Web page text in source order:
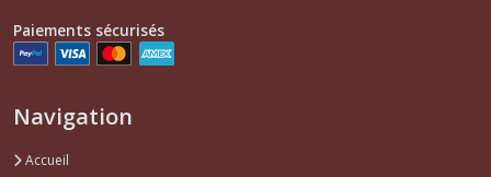
Paiements sécurisés
Navigation
Accueil